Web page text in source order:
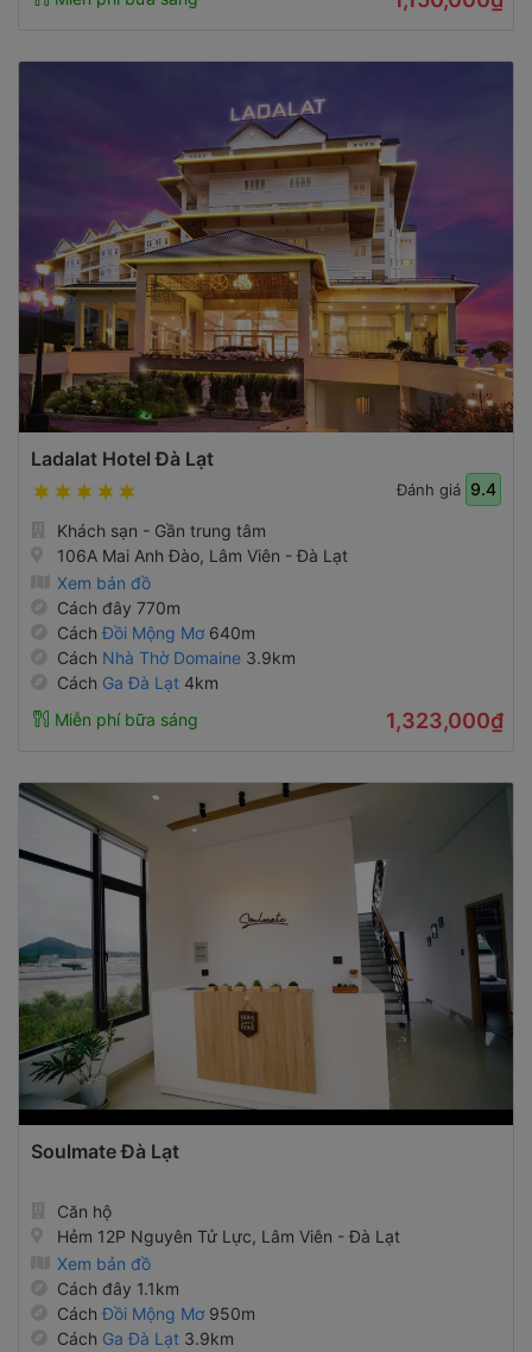
Ladalat Hotel Đà Lạt
Đánh giá 9.4
Khách sạn - Gần trung tâm
106A Mai Anh Đào, Lâm Viên - Đà Lạt
Xem bản đồ
Cách đây 770m
CáchĐồi Mộng Mơ640m
Cách Nhà Thờ Domaine 3.9km
Cách Ga Đà Lạt 4km
Miễn phí bữa sáng
1,323,000₫
Soulmate Đà Lạt
Căn hộ
Hẻm 12P Nguyên Tử Lực, Lâm Viên - Đà Lạt
Xem bản đồ
Cách đây 1.1km
CáchĐồi Mộng Mơ950m
Cách Ga Đà Lạt 3.9km